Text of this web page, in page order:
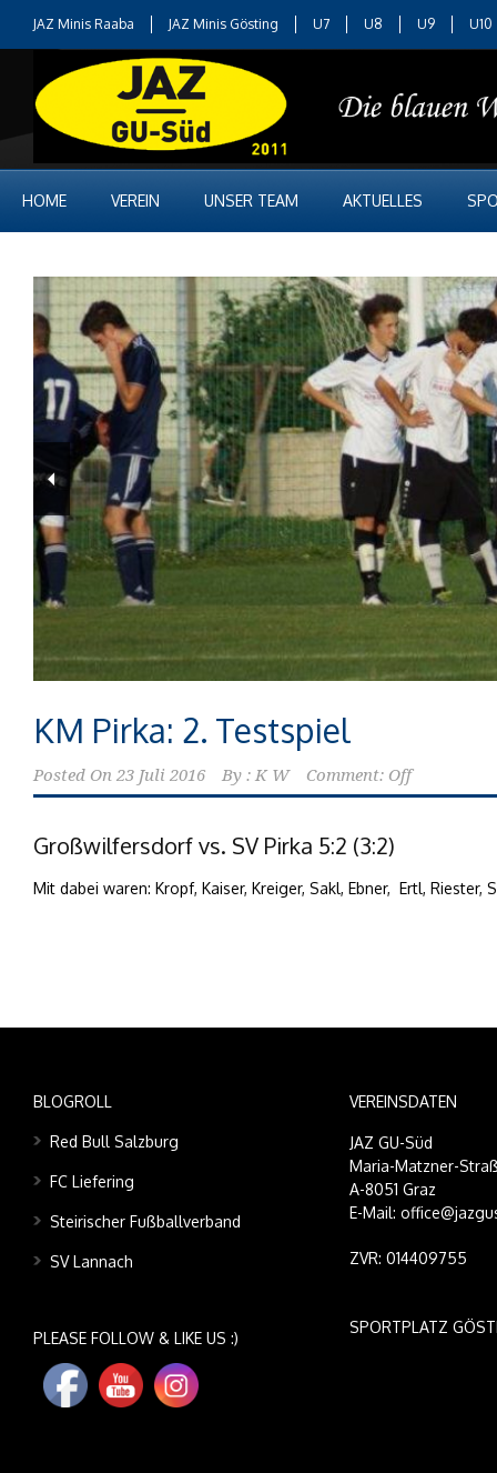
JAZ Minis Raaba JAZ Minis Gösting U7 U8 U9 U10
HOME VEREIN UNSER TEAM AKTUELLES
KM Pirka: 2. Testspiel
Posted On 23 Juli 2016 By : K W Comment: Off
Großwilfersdorf vs. SV Pirka 5:2 (3:2)
Mit dabei waren: Kropf, Kaiser, Kreiger, Sakl, Ebner, Ertl, Riester,
BLOGROLL
Red Bull Salzburg
FC Liefering
Steirischer Fußballverband
SV Lannach
PLEASE FOLLOW & LIKE US :)
VEREINSDATEN
JAZ GU-Süd
Maria-Matzner-
A-8051 Graz
E-Mail:
ZVR: 014409755
SPORTPLATZ